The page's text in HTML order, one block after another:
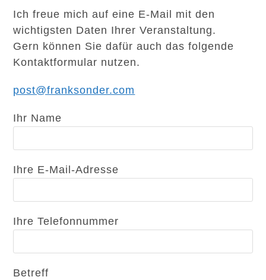
Ich freue mich auf eine E-Mail mit den
wichtigsten Daten Ihrer Veranstaltung.
Gern können Sie dafür auch das folgende
Kontaktformular nutzen.
post@franksonder.com
Ihr Name
Ihre E-Mail-Adresse
Ihre Telefonnummer
Betreff